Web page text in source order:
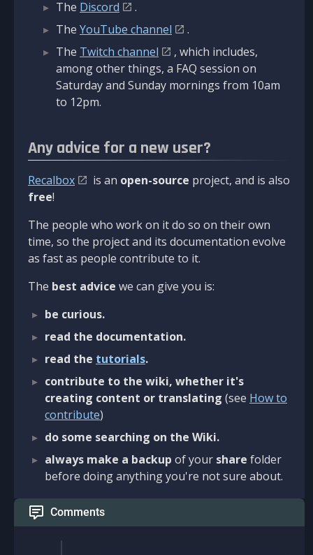
The Discord
.
The YouTube channel
.
The Twitch channel
, which includes,
among other things, a FAQ session on
Saturday and Sunday mornings from 10am
to 12pm.
Any advice for a new user?
Recalbox is an open-source project, and is also
free!
The people who work on it do so on their own
time, so the project and its documentation evolve
as fast as people contribute to it.
The best advice we can give you is:
be curious.
read the documentation.
read the tutorials.
contribute to the wiki, whether it's
creating content or translating (see How to
contribute)
do some searching on the Wiki.
always make a backup of your share folder
before doing anything you're not sure about.
Comments